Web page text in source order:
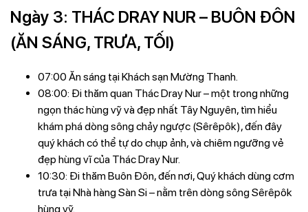
Ngày 3: THÁC DRAY NUR – BUÔN ĐÔN
(ĂN SÁNG, TRƯA, TỐI)
07:00 Ăn sáng tại Khách sạn Mường Thanh.
08:00: Đi thăm quan Thác Dray Nur – một trong những
ngọn thác hùng vỹ và đẹp nhất Tây Nguyên, tìm hiểu
khám phá dòng sông chảy ngược (Sêrêpôk), đến đây
quý khách có thể tự do chụp ảnh, và chiêm ngưỡng vẻ
đẹp hùng vĩ của Thác Dray Nur.
10:30: Đi thăm Buôn Đôn, đến nơi, Quý khách dùng cơm
trưa tại Nhà hàng Sàn Si – nằm trên dòng sông Sêrêpôk
hùng vỹ.